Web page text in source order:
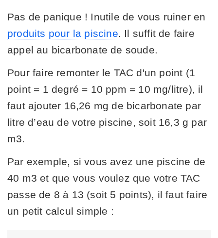
Pas de panique ! Inutile de vous ruiner en
produits pour la piscine . Il suffit de faire
appel au bicarbonate de soude.
Pour faire remonter le TAC d'un point (1
point = 1 degré = 10 ppm = 10 mg/litre), il
faut ajouter 16,26 mg de bicarbonate par
litre d’eau de votre piscine, soit 16,3 g par
m3.
Par exemple, si vous avez une piscine de
40 m3 et que vous voulez que votre TAC
passe de 8 à 13 (soit 5 points), il faut faire
un petit calcul simple :